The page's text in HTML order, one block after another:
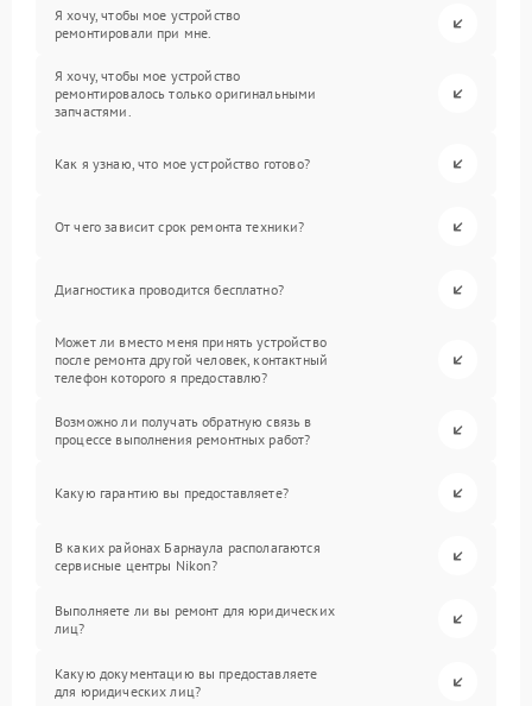
Я хочу, чтобы мое устройство
ремонтировали при мне.
Я хочу, чтобы мое устройство
ремонтировалось только оригинальными
запчастями.
Как я узнаю, что мое устройство готово?
От чего зависит срок ремонта техники?
Диагностика проводится бесплатно?
Может ли вместо меня принять устройство
после ремонта другой человек, контактный
телефон которого я предоставлю?
Возможно ли получать обратную связь в
процессе выполнения ремонтных работ?
Какую гарантию вы предоставляете?
В каких районах Барнаула располагаются
сервисные центры Nikon?
Выполняете ли вы ремонт для юридических
лиц?
Какую документацию вы предоставляете
для юридических лиц?